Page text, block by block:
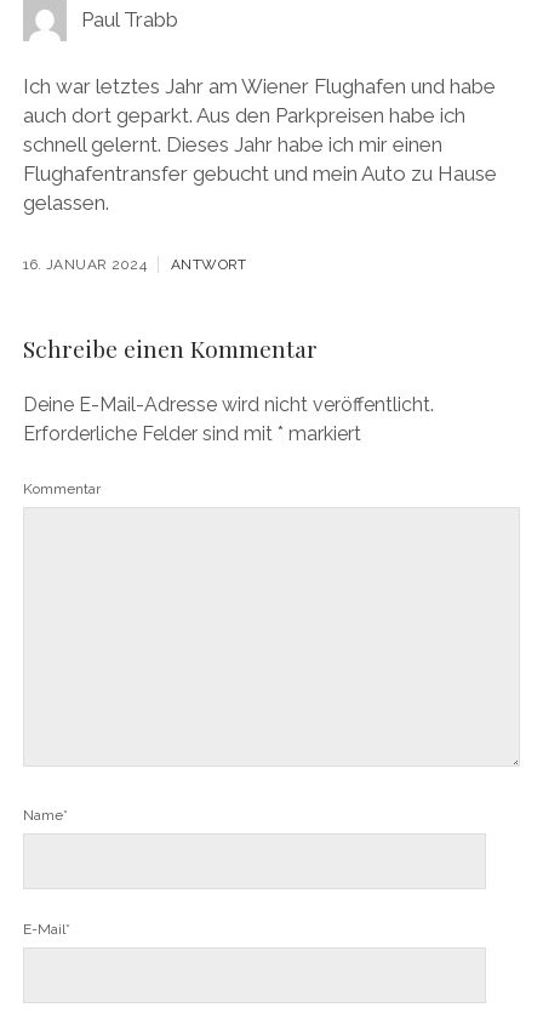
Paul Trabb
Ich war letztes Jahr am Wiener Flughafen und habe
auch dort geparkt. Aus den Parkpreisen habe ich
schnell gelernt. Dieses Jahr habe ich mir einen
Flughafentransfer gebucht und mein Auto zu Hause
gelassen.
16. JANUAR 2024 ANTWORT
Schreibe einen Kommentar
Deine E-Mail-Adresse wird nicht veröffentlicht.
Erforderliche Felder sind mit * markiert
Kommentar
Name*
E-Mail*